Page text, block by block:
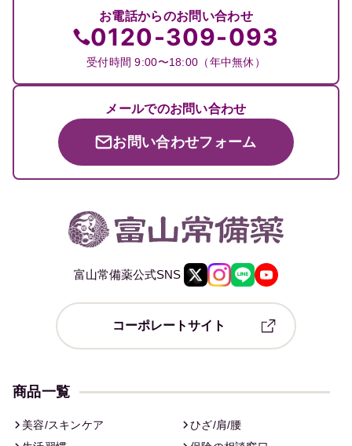
お電話からのお問い合わせ
0120-309-093
受付時間 9:00〜18:00（年中無休）
メールでのお問い合わせ
お問い合わせフォーム
富山常備薬公式SNS
コーポレートサイト
商品一覧
美容/スキンケア
ひざ/肩/腰